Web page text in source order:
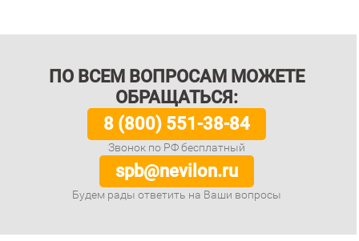
ПО ВСЕМ ВОПРОСАМ МОЖЕТЕ
ОБРАЩАТЬСЯ:
8 (800) 551-38-84
Звонок по РФ бесплатный
spb@nevilon.ru
Будем рады ответить на Ваши вопросы